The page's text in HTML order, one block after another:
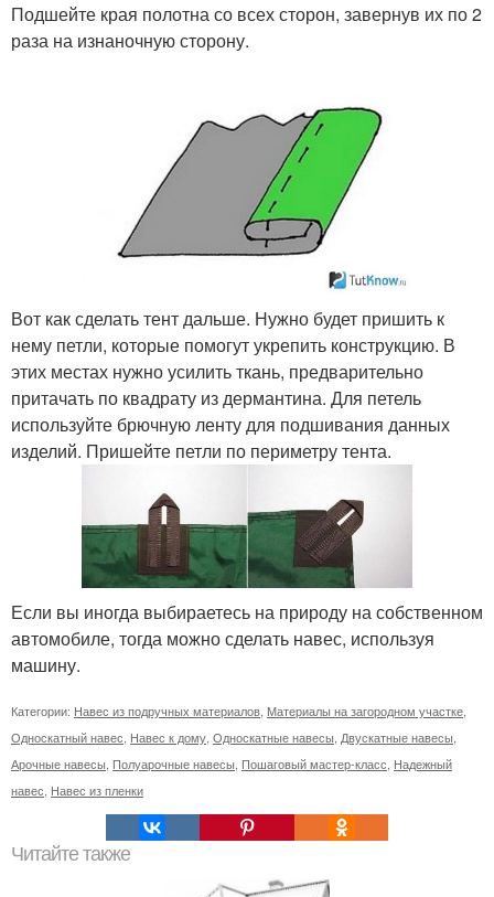
Подшейте края полотна со всех сторон, завернув их по 2
раза на изнаночную сторону.
Вот как сделать тент дальше. Нужно будет пришить к
нему петли, которые помогут укрепить конструкцию. В
этих местах нужно усилить ткань, предварительно
притачать по квадрату из дермантина. Для петель
используйте брючную ленту для подшивания данных
изделий. Пришейте петли по периметру тента.
Если вы иногда выбираетесь на природу на собственном
автомобиле, тогда можно сделать навес, используя
машину.
Категории: Навес из подручных материалов Материалы на загородном участке
Односкатный навес Навес к дому Односкатные навесы Двускатные навесы
Арочные навесы Полуарочные навесы Пошаговый мастер-класс Надежный
навес Навес из пленки
Читайте также